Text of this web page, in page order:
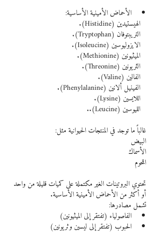
الأحماض الأمينية الأساسية:
غالباً ما توجد في المنتجات الحيوانية مثل:
البيض
الأسماك
اللحوم
تحتوي البروتينات الغير مكتملة على كميات قليلة من واحد
أو أكثر من الأحماض الأمينية الأساسية.
تشمل مصادرها:
الفاصولياء (تفتقر إلى الميثيونين)
الحبوب (تفتقر إلى ليسين وثريونين)